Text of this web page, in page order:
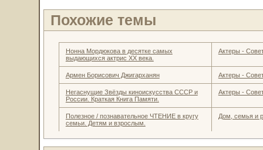
Похожие темы
Нонна Мордюкова в десятке самых
выдающихся актрис ХХ века.
Актеры -
Армен Борисович Джигарханян Актеры -
Негаснущие Звёзды киноискусства СССР и
России. Краткая Книга Памяти.
Актеры -
Полезное / познавательное ЧТЕНИЕ в кругу
семьи. Детям и взрослым.
Дом, семья и